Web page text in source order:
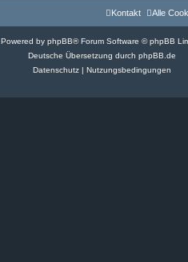
Alle
Kontakt
Powered by phpBB® Forum Software © phpBB
Deutsche Übersetzung durch phpBB.de
Datenschutz | Nutzungsbedingungen